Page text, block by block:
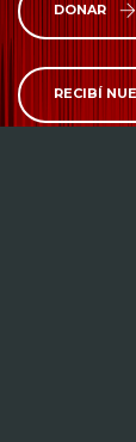
DONAR
RECIBÍ